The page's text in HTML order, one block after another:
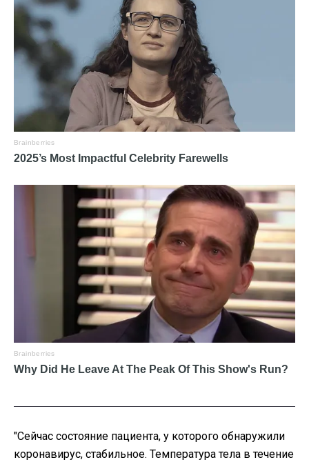
"Сейчас состояние пациента, у которого обнаружили
коронавирус, стабильное. Температура тела в течение